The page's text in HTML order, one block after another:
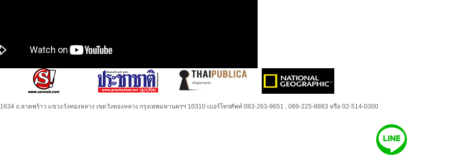
ถ.ลาดพร้าว แขวงวังทองหลาง เขตวังทองหลาง กรุงเทพมหานครฯ 10310 เบอร์โทรศัพท์ 083-263-9651 , 089-225-8883 หรือ 02-514-0300